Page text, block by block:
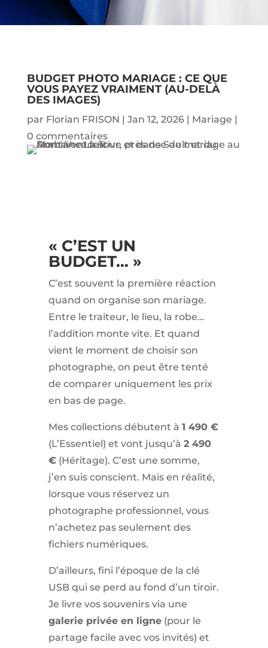
BUDGET PHOTO MARIAGE : CE QUE
VOUS PAYEZ VRAIMENT (AU-DELÀ
DES IMAGES)
par Florian FRISON | Jan 12, 2026| Mariage |
0 commentaires
« C’EST UN
BUDGET… »
C’est souvent la première réaction
quand on organise son mariage.
Entre le traiteur, le lieu, la robe…
l’addition monte vite. Et quand
vient le moment de choisir son
photographe, on peut être tenté
de comparer uniquement les prix
en bas de page.
Mes collections débutent à 1 490 €
(L’Essentiel) et vont jusqu’à 2 490
€(Héritage). C’est une somme,
j’en suis conscient. Mais en réalité,
lorsque vous réservez un
photographe professionnel, vous
n’achetez pas seulement des
fichiers numériques.
D’ailleurs, fini l’époque de la clé
USB qui se perd au fond d’un tiroir.
Je livre vos souvenirs via une
galerie privée en ligne(pour le
partage facile avec vos invités) et